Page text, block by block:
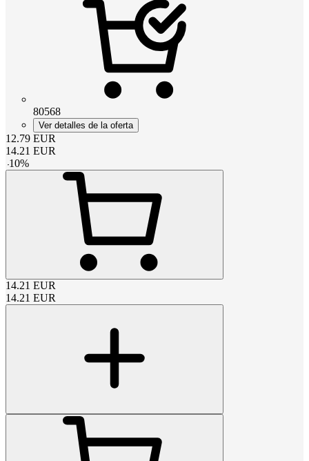
80568
Ver detalles de la oferta
12.79 EUR
14.21 EUR
-10%
14.21 EUR
14.21 EUR